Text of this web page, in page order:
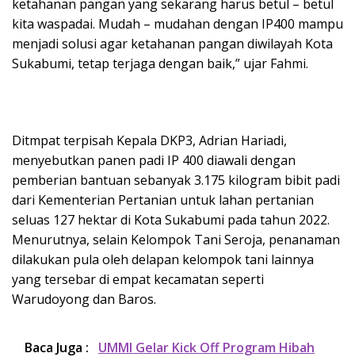
ketahanan pangan yang sekarang harus betul – betul
kita waspadai. Mudah – mudahan dengan IP400 mampu
menjadi solusi agar ketahanan pangan diwilayah Kota
Sukabumi, tetap terjaga dengan baik,” ujar Fahmi.
Ditmpat terpisah Kepala DKP3, Adrian Hariadi,
menyebutkan panen padi IP 400 diawali dengan
pemberian bantuan sebanyak 3.175 kilogram bibit padi
dari Kementerian Pertanian untuk lahan pertanian
seluas 127 hektar di Kota Sukabumi pada tahun 2022.
Menurutnya, selain Kelompok Tani Seroja, penanaman
dilakukan pula oleh delapan kelompok tani lainnya
yang tersebar di empat kecamatan seperti
Warudoyong dan Baros.
Baca Juga :
UMMI Gelar Kick Off Program Hibah